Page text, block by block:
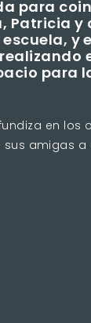
para
Patricia
y
para
en
amigas